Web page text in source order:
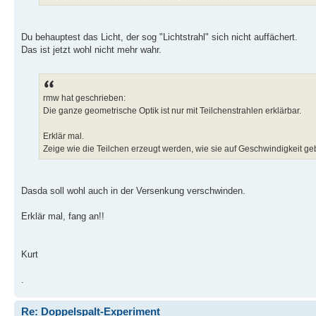
Du behauptest das Licht, der sog "Lichtstrahl" sich nicht auffächert.
Das ist jetzt wohl nicht mehr wahr.
rmw hat geschrieben:
Die ganze geometrische Optik ist nur mit Teilchenstrahlen erklärbar.
Erklär mal.
Zeige wie die Teilchen erzeugt werden, wie sie auf Geschwindigkeit
Dasda soll wohl auch in der Versenkung verschwinden.
Erklär mal, fang an!!
Kurt
.
Re: Doppelspalt-Experiment